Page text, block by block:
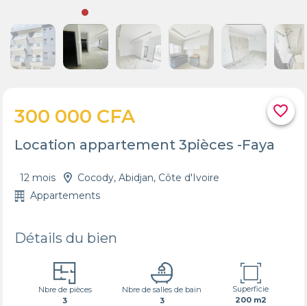
favorite_border
300 000 CFA
Location appartement 3pièces -Faya
12 mois
Cocody, Abidjan, Côte d'Ivoire
Appartements
Détails du bien
Nbre de pièces
3
Nbre de salles de bain
3
Superficie
200 m2